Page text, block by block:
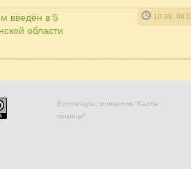
введён в 5
области
10:38,
Волонтеры, коллектив "Карты
помощи"